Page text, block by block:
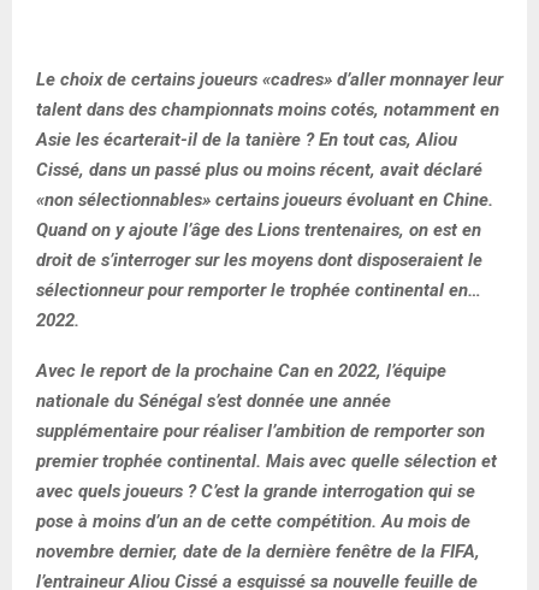
Le choix de certains joueurs «cadres» d’aller monnayer leur
talent dans des championnats moins cotés, notamment en
Asie les écarterait-il de la tanière ? En tout cas, Aliou
Cissé, dans un passé plus ou moins récent, avait déclaré
«non sélectionnables» certains joueurs évoluant en Chine.
Quand on y ajoute l’âge des Lions trentenaires, on est en
droit de s’interroger sur les moyens dont disposeraient le
sélectionneur pour remporter le trophée continental en…
2022.
Avec le report de la prochaine Can en 2022, l’équipe
nationale du Sénégal s’est donnée une année
supplémentaire pour réaliser l’ambition de remporter son
premier trophée continental. Mais avec quelle sélection et
avec quels joueurs ? C’est la grande interrogation qui se
pose à moins d’un an de cette compétition. Au mois de
novembre dernier, date de la dernière fenêtre de la FIFA,
l’entraineur Aliou Cissé a esquissé sa nouvelle feuille de